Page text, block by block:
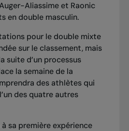
Aliassime et Raonic
en double masculin.
pour le double mixte
sur le classement, mais
suite d’un processus
la semaine de la
des athlètes qui
des quatre autres
sa première expérience